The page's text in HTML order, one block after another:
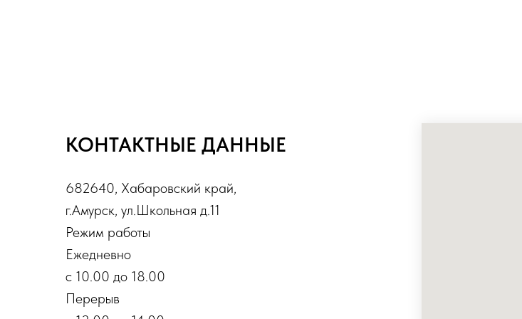
КОНТАКТНЫЕ ДАННЫЕ
682640, Хабаровский край,
г.Амурск, ул.Школьная д.11
Режим работы
Ежедневно
с 10.00 до 18.00
Перерыв